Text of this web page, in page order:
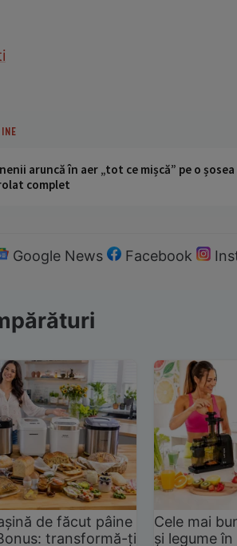
aruncă în aer „tot ce mișcă” pe o
complet
Google News Facebook
de făcut pâine
transformă-ți
Cele mai
și legume